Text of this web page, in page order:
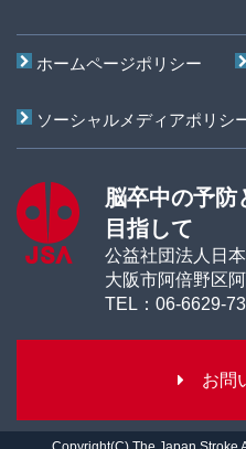
ホームページポリシー
ソーシャルメディアポリシ
脳卒中の予防
目指して
公益社団法人日
大阪市阿倍野区
TEL：06-6629-